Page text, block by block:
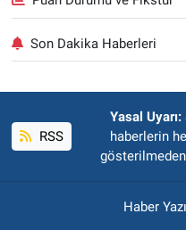
Son Dakika Haberleri
RSS
Yasal Uyarı:
haberlerin
Haber